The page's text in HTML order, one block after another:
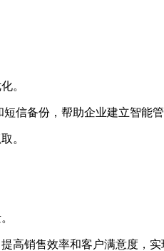
。
信备份，帮助企业建立智能
。
高销售效率和客户满意度，实